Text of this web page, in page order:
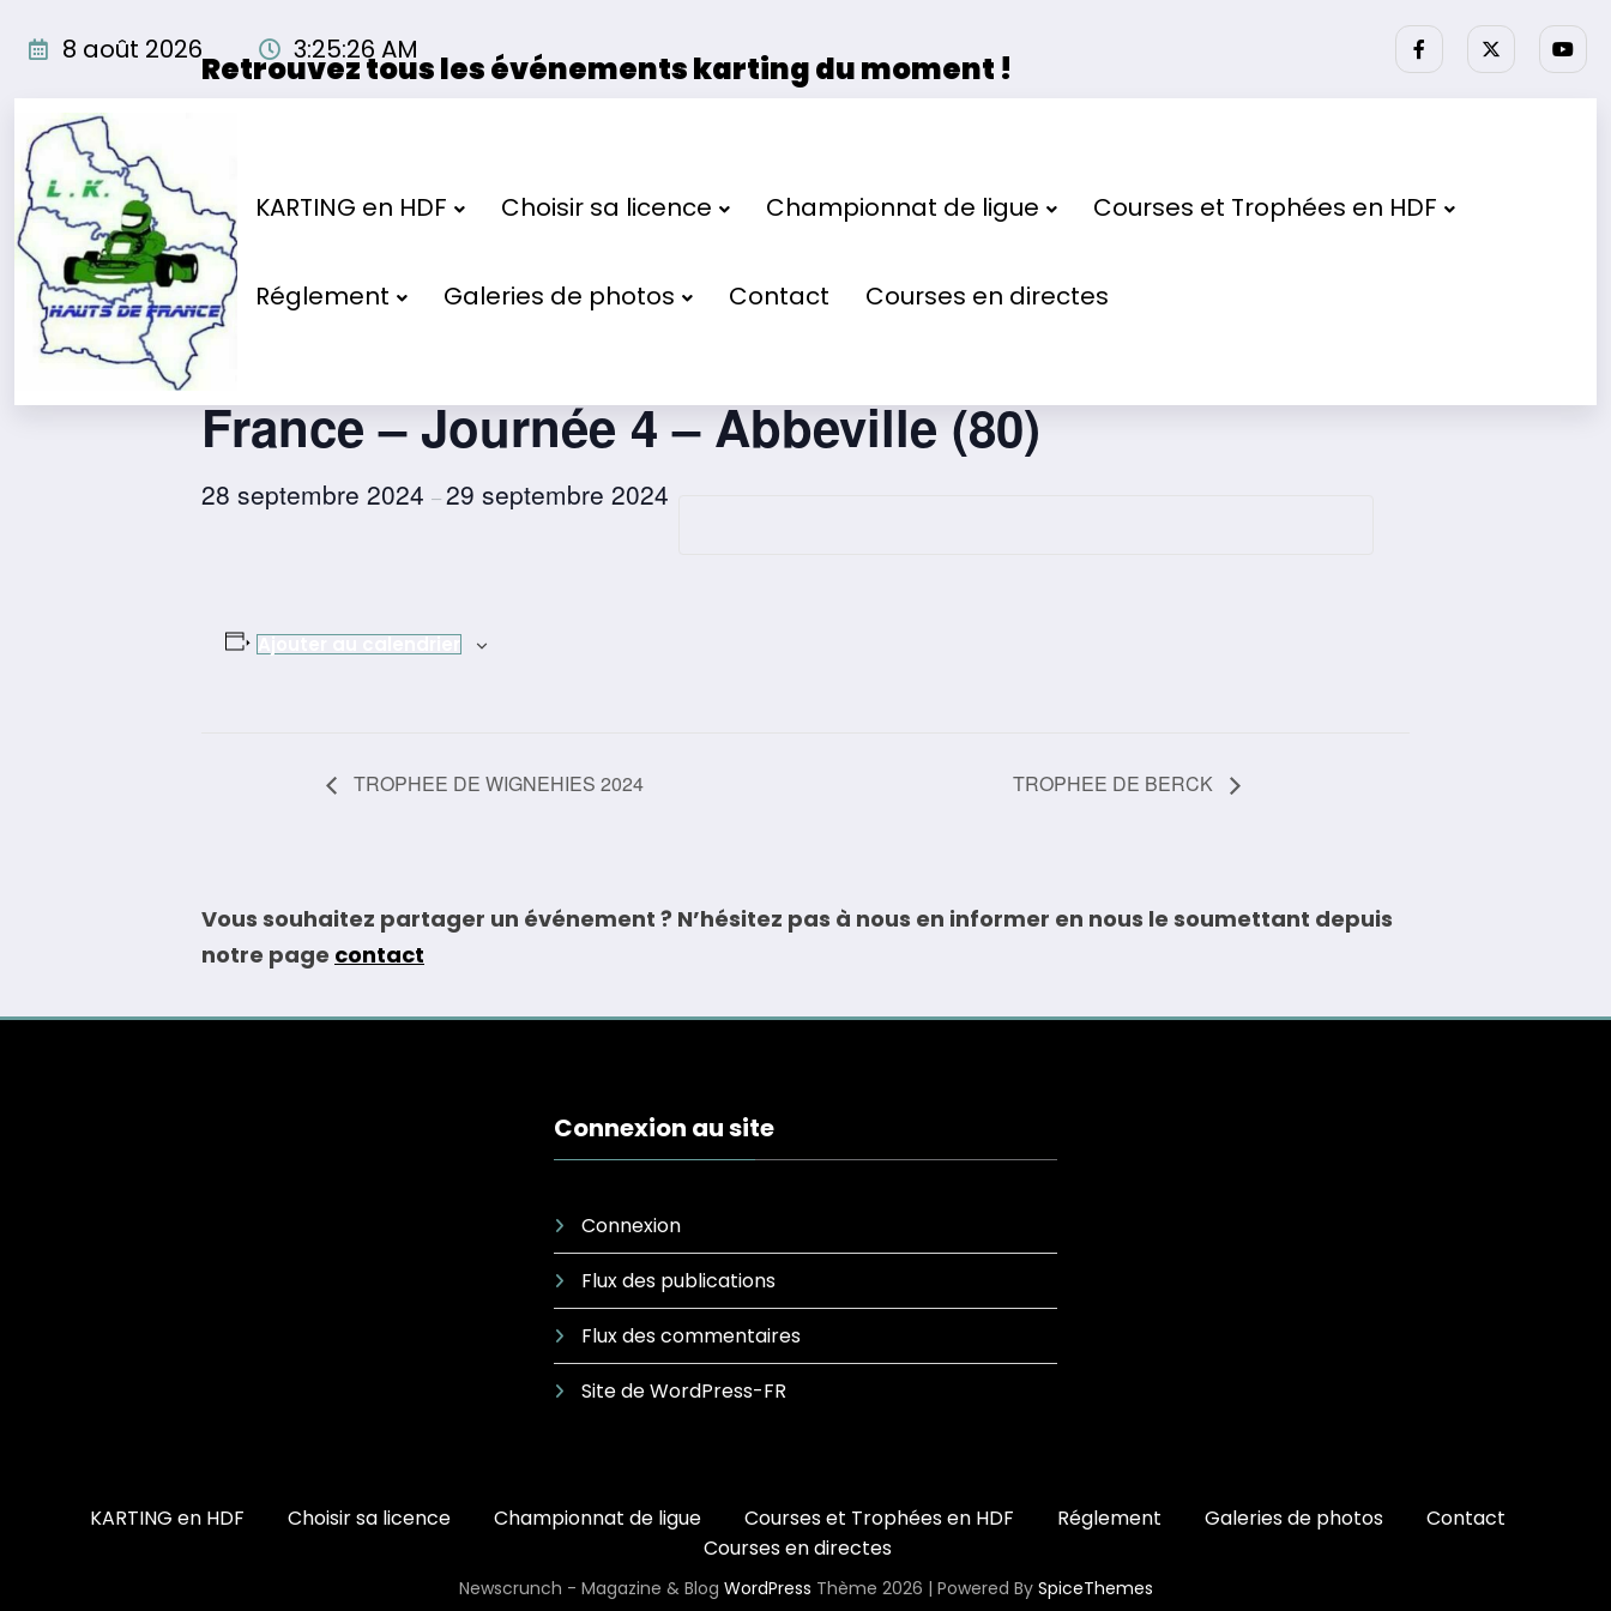
8 août 2026 3:25:26 AM
KARTING en HDF Choisir sa licence Championnat de ligue Courses et Trophées en HDF
Réglement Galeries de photos Contact Courses en directes
Retrouvez tous les événements karting du moment !
Cet évènement est passé.
France – Journée 4 – Abbeville (80)
28 septembre 2024 –29 septembre 2024
NavigationTROPHEE DE WIGNEHIES 2024 TROPHEE DE BERCK
Vous souhaitez partager un événement ? N’hésitez pas à nous en informer en nous le soumettant depuis
notre page contact
Connexion au site
Connexion
Flux des publications
Flux des commentaires
Site de WordPress-FR
KARTING en HDF Choisir sa licence Championnat de ligue Courses et Trophées en HDF Réglement Galeries de photos
Contact
Courses en directes
Newscrunch - Magazine & Blog WordPress Thème 2026 | Powered By SpiceThemes